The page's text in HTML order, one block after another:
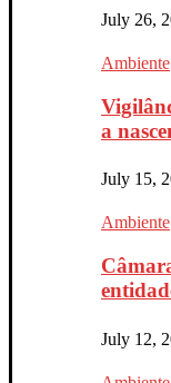
July 26,
Ambiente
a
July 15,
Ambiente
July 12,